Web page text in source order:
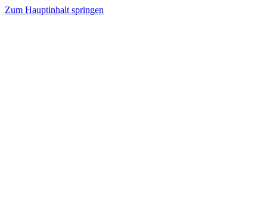
Zum Hauptinhalt springen